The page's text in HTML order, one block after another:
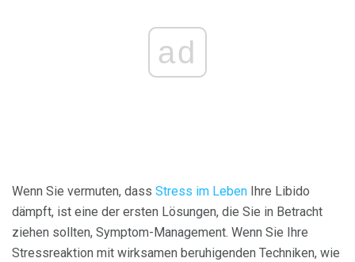
ad
Wenn Sie vermuten, dass Stress im Leben Ihre Libido
dämpft, ist eine der ersten Lösungen, die Sie in Betracht
ziehen sollten, Symptom-Management. Wenn Sie Ihre
Stressreaktion mit wirksamen beruhigenden Techniken, wie